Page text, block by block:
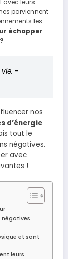
avec leurs
parviennent
les
échapper
vie. -
nos
d’énergie
tout le
négatives.
avec
!
négatives
et sont
leurs